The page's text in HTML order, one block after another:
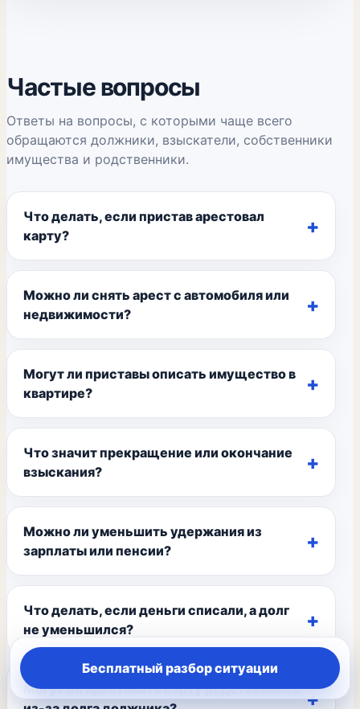
Частые вопросы
Ответы на вопросы, с которыми чаще всего
обращаются должники, взыскатели, собственники
имущества и родственники.
Что делать, если пристав арестовал
карту?
Можно ли снять арест с автомобиля или
недвижимости?
Могут ли приставы описать имущество в
квартире?
Что значит прекращение или окончание
взыскания?
Можно ли уменьшить удержания из
зарплаты или пенсии?
Что делать, если деньги списали, а долг
не уменьшился?
Могут ли арестовать карту родственника
Бесплатный разбор ситуации